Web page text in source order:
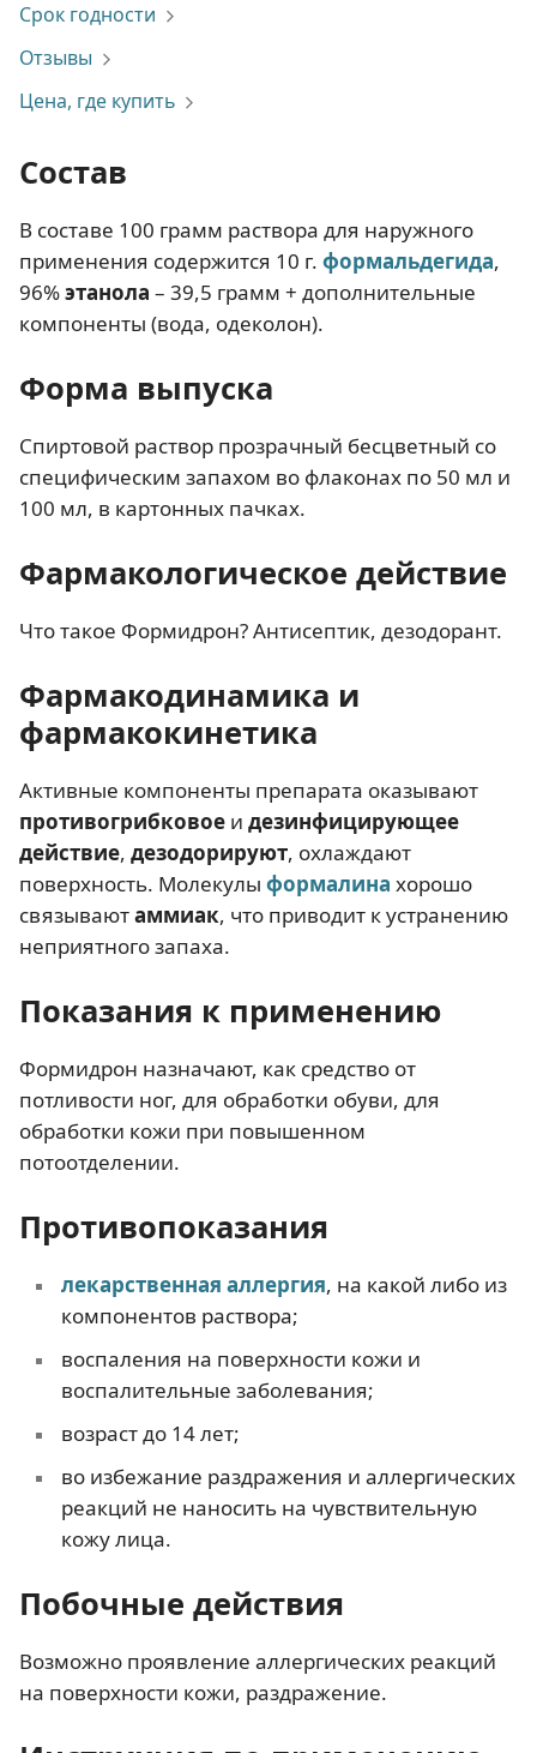
Срок годности
Отзывы
Цена, где купить
Состав
В составе 100 грамм раствора для наружного
применения содержится 10 г. формальдегида,
96%этанола – 39,5 грамм + дополнительные
компоненты (вода, одеколон).
Форма выпуска
Спиртовой раствор прозрачный бесцветный со
специфическим запахом во флаконах по 50 мл и
100 мл, в картонных пачках.
Фармакологическое действие
Что такое Формидрон? Антисептик, дезодорант.
Фармакодинамика и
фармакокинетика
Активные компоненты препарата оказывают
противогрибковое и дезинфицирующее
действие, дезодорируют, охлаждают
поверхность. Молекулы формалина хорошо
связываютаммиак, что приводит к устранению
неприятного запаха.
Показания к применению
Формидрон назначают, как средство от
потливости ног, для обработки обуви, для
обработки кожи при повышенном
потоотделении.
Противопоказания
лекарственная аллергия, на какой либо из
компонентов раствора;
воспаления на поверхности кожи и
воспалительные заболевания;
возраст до 14 лет;
во избежание раздражения и аллергических
реакций не наносить на чувствительную
кожу лица.
Побочные действия
Возможно проявление аллергических реакций
на поверхности кожи, раздражение.